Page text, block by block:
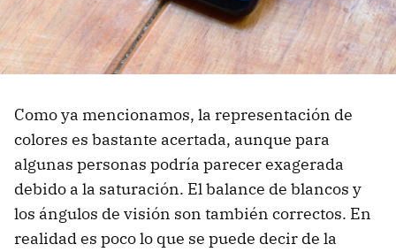
Como ya mencionamos, la representación de
colores es bastante acertada, aunque para
algunas personas podría parecer exagerada
debido a la saturación. El balance de blancos y
los ángulos de visión son también correctos. En
realidad es poco lo que se puede decir de la